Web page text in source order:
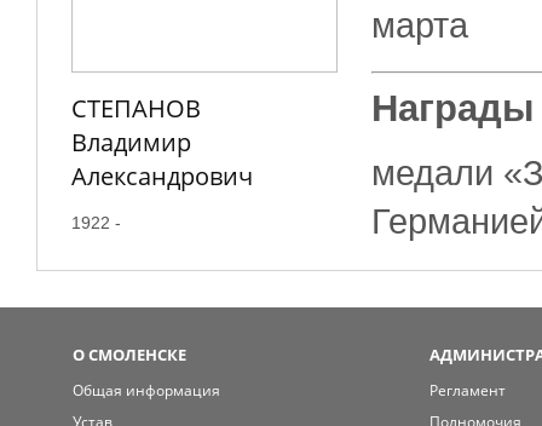
СТЕПАНОВ
Владимир
Александрович
1922 -
марта
Награды
медали
О СМОЛЕНСКЕ
Общая информация
Устав
Регламент
Полномочия